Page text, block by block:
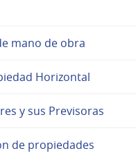
mano de obra
Horizontal
y sus Previsoras
de propiedades